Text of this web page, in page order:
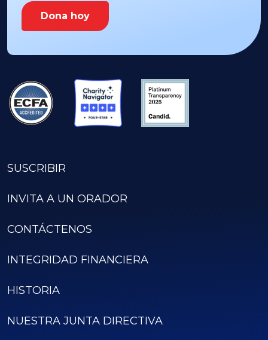
Dona hoy
SUSCRIBIR
INVITA A UN ORADOR
CONTÁCTENOS
INTEGRIDAD FINANCIERA
HISTORIA
NUESTRA JUNTA DIRECTIVA